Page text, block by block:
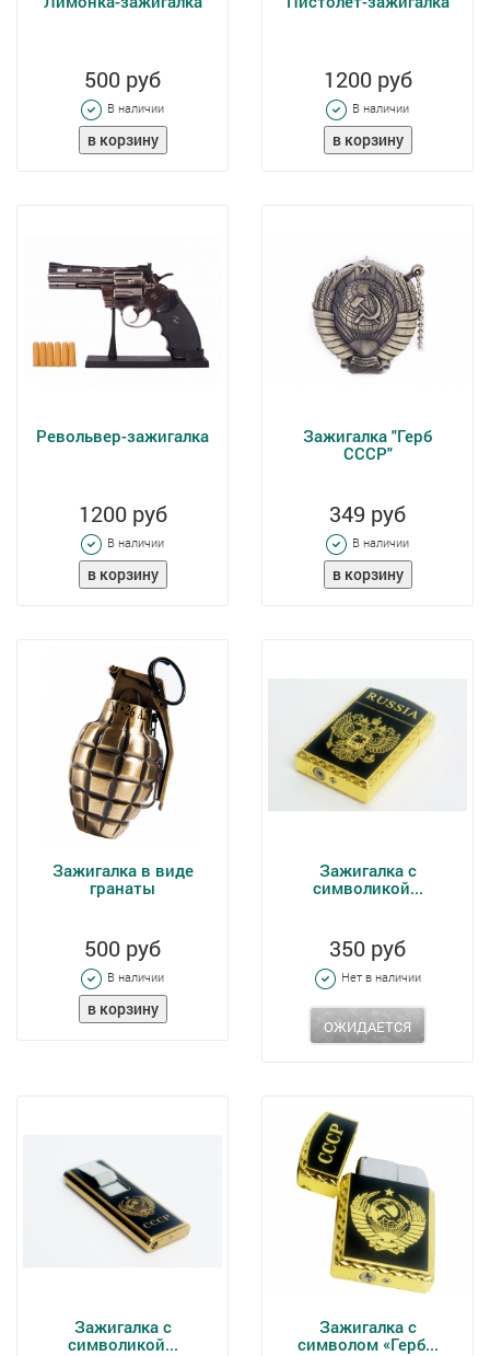
500 руб
В наличии
1200 руб
В наличии
Револьвер-зажигалка
1200 руб
В наличии
Зажигалка "Герб
СССР"
349 руб
В наличии
Зажигалка в виде
гранаты
500 руб
В наличии
Зажигалка с
символикой...
350 руб
Нет в наличии
ОЖИДАЕТСЯ
Зажигалка с
символикой...
Зажигалка с
символом «Герб...